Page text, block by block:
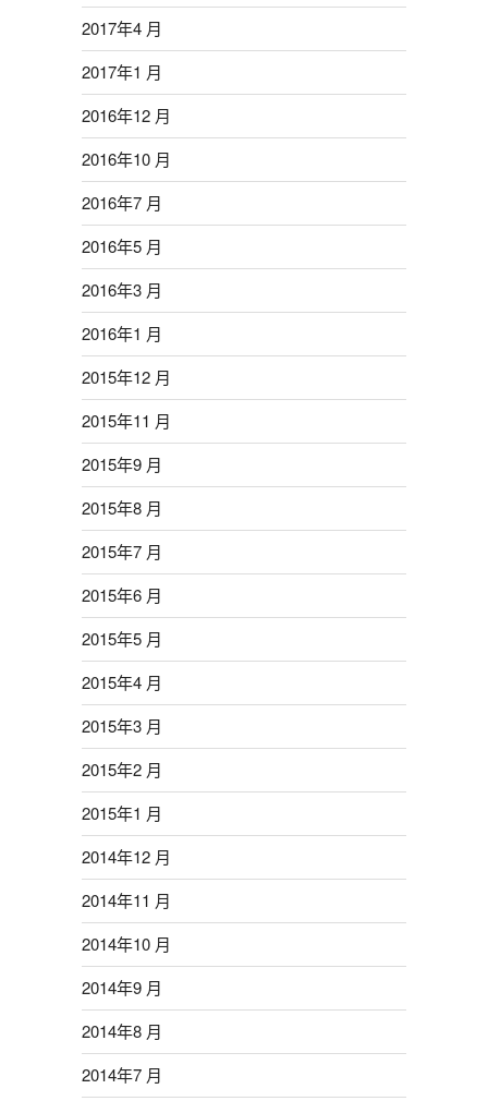
2017年4 月
2017年1 月
2016年12 月
2016年10 月
2016年7 月
2016年5 月
2016年3 月
2016年1 月
2015年12 月
2015年11 月
2015年9 月
2015年8 月
2015年7 月
2015年6 月
2015年5 月
2015年4 月
2015年3 月
2015年2 月
2015年1 月
2014年12 月
2014年11 月
2014年10 月
2014年9 月
2014年8 月
2014年7 月